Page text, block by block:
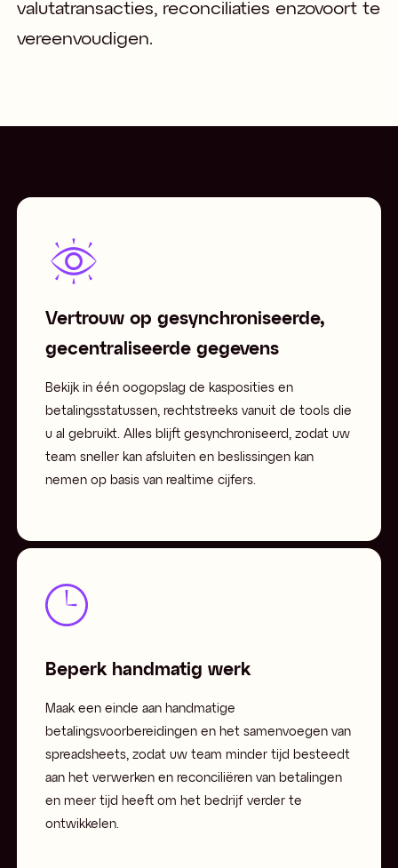
valutatransacties, reconciliaties enzovoort te
vereenvoudigen.
Vertrouw op gesynchroniseerde,
gecentraliseerde gegevens
Bekijk in één oogopslag de kasposities en
betalingsstatussen, rechtstreeks vanuit de tools die
u al gebruikt. Alles blijft gesynchroniseerd, zodat uw
team sneller kan afsluiten en beslissingen kan
nemen op basis van realtime cijfers.
Beperk handmatig werk
Maak een einde aan handmatige
betalingsvoorbereidingen en het samenvoegen van
spreadsheets, zodat uw team minder tijd besteedt
aan het verwerken en reconciliëren van betalingen
en meer tijd heeft om het bedrijf verder te
ontwikkelen.